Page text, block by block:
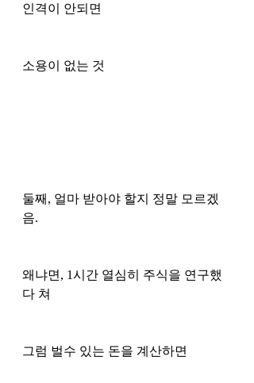
인격이 안되면
소용이 없는 것
둘째, 얼마 받아야 할지 정말 모르겠
음.
왜냐면, 1시간 열심히 주식을 연구했
다 쳐
그럼 벌수 있는 돈을 계산하면